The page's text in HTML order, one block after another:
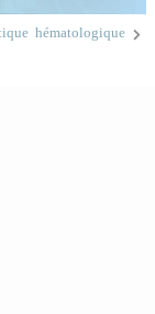
hématologique